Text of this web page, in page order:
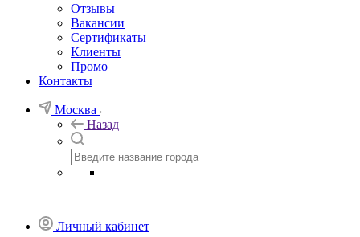
Отзывы
Вакансии
Сертификаты
Клиенты
Промо
Контакты
Москва
Назад
Личный кабинет